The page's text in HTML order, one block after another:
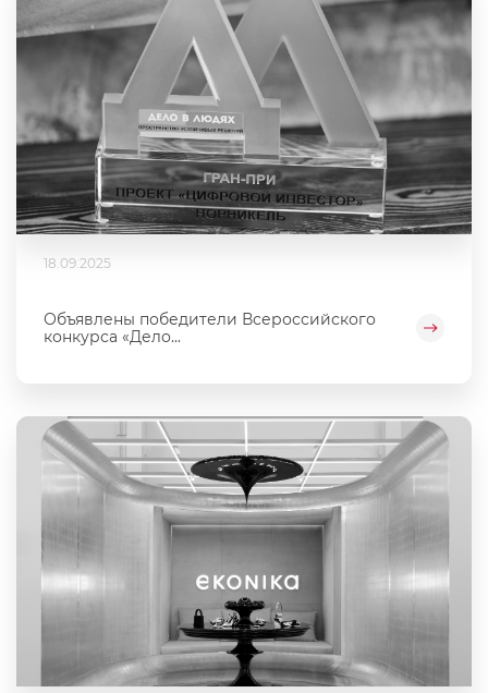
18.09.2025
Объявлены победители Всероссийского
конкурса «Дело...